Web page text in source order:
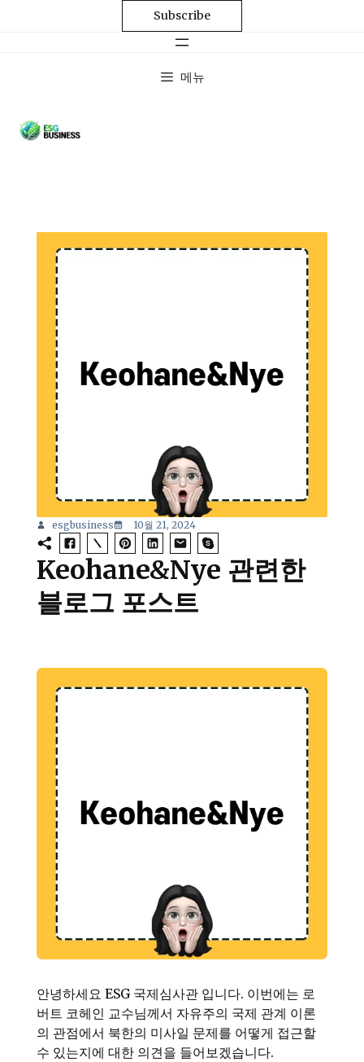
Subscribe
메뉴
esgbusiness 10월 21, 2024
Keohane&Nye 관련한
블로그 포스트
안녕하세요 ESG 국제심사관 입니다. 이번에는 로
버트 코헤인 교수님께서 자유주의 국제 관계 이론
의 관점에서 북한의 미사일 문제를 어떻게 접근할
수 있는지에 대한 의견을 들어보겠습니다.